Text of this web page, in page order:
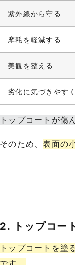
紫外線から守る
摩耗を軽減する
美観を整える
劣化に気づきやす
トップコートが傷
そのため、表面の
2. トップコー
トップコートを塗